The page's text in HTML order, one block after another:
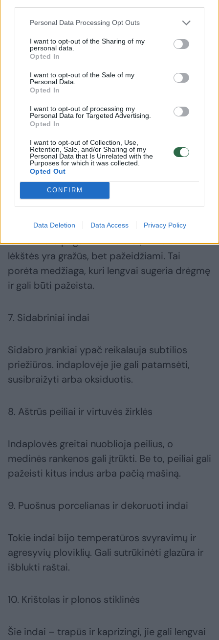
Personal Data Processing Opt Outs
I want to opt-out of the Sharing of my
personal data.
Opted In
I want to opt-out of the Sale of my
Personal Data.
Opted In
I want to opt-out of processing my
Personal Data for Targeted Advertising.
Opted In
I want to opt-out of Collection, Use,
Retention, Sale, and/or Sharing of my
Personal Data that Is Unrelated with the
Purposes for which it was collected.
Opted Out
CONFIRM
Data Deletion Data Access Privacy Policy
skilinėja, praranda formą ir nuo drėgmės
genda. Verta jas plauti minkšta kempine ir
retkarčiais apdoroti maistiniu aliejumi, kad
jos būtų atkurtos.
5. Nuimamos virtuvės prietaisų dalys
Ne visus virtuvės aparatų ir daugiafunkcinių
Geriausia patikrinti instrukcijas: kai kurias
nuimamas dalis galima dėti, tačiau daugumą
jų geriau plauti rankomis.
6. Marmuriniai priedai
Iš marmuro pagaminti voleliai, lentelės ir
lėkštės yra gražūs, bet pažeidžiami. Tai
porėta medžiaga, kuri lengvai sugeria drėgmę
ir gali būti pažeista.
7. Sidabriniai indai
Sidabro įrankiai ypač reikalauja subtilios
priežiūros. indaplovėje jie gali patamsėti,
susibraižyti arba oksiduotis.
8. Aštrūs peiliai ir virtuvės žirklės
Indaplovės greitai nuoblioja peilius, o
medinės rankenos gali įtrūkti. Be to, peiliai gali
pažeisti kitus indus arba pačią mašiną.
9. Puošnus porcelianas ir dekoruoti indai
Tokie indai bijo temperatūros svyravimų ir
agresyvių ploviklių. Gali sutrūkinėti glazūra ir
išblukti raštai.
10. Krištolas ir plonos stiklinės
Šie indai – trapūs ir kaprizingi, jie gali lengvai